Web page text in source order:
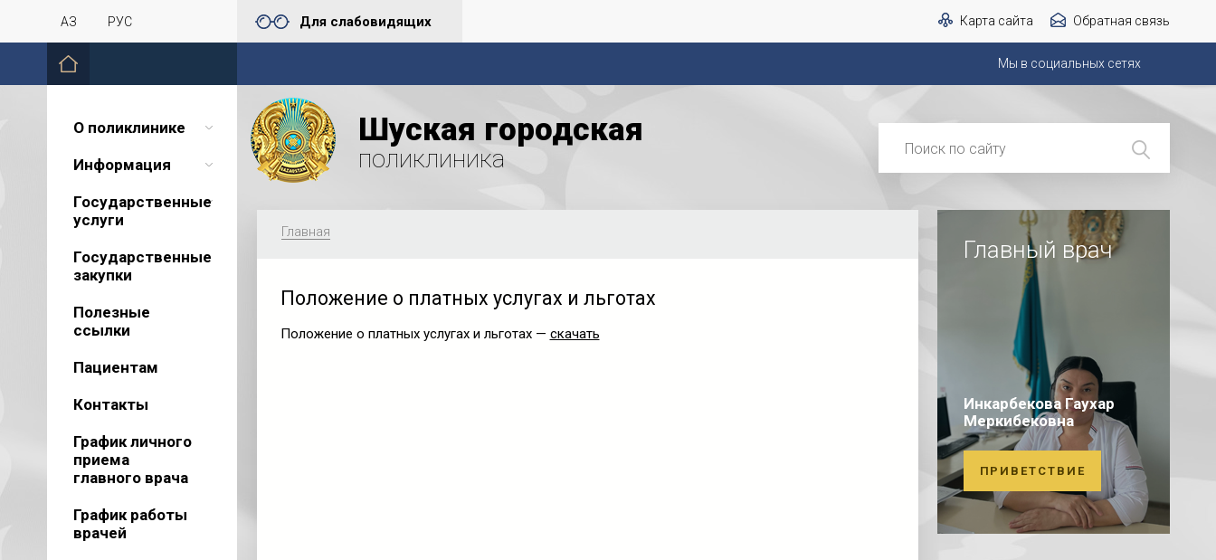
ҚАЗ РУС Для слабовидящих Карта сайта Обратная связь
Мы в социальных сетях
О поликлинике
Информация
Государственные
услуги
Государственные
закупки
Полезные
ссылки
Пациентам
Контакты
График личного
приема
главного врача
График работы
врачей
Шуская городская
поликлиника
Главная
Положение о платных услугах и льготах
Положение о платных услугах и льготах — скачать
Главный врач
Инкарбекова Гаухар
Меркибековна
ПРИВЕТСТВИЕ